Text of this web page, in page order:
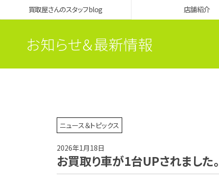
買取屋さんのスタッフblog 店舗紹介
お知らせ＆最新情報
ニュース＆トピックス
2026年1月18日
お買取り車が1台UPされました。